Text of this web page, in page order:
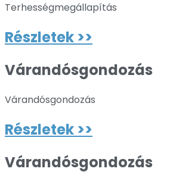
Terhességmegállapítás
Részletek >>
Várandósgondozás
Várandósgondozás
Részletek >>
Várandósgondozás